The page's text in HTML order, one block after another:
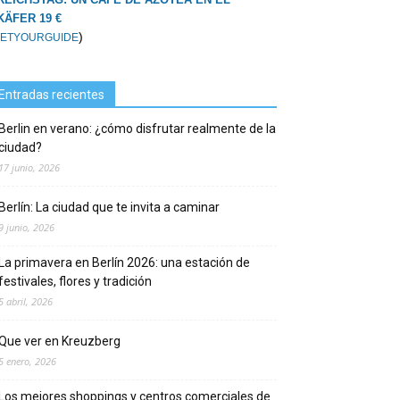
19 €
)
recientes
en verano: ¿cómo disfrutar realmente de la
junio, 2026
La ciudad que te invita a caminar
junio, 2026
primavera en Berlín 2026: una estación de
flores y tradición
abril, 2026
ver en Kreuzberg
enero, 2026
mejores shoppings y centros comerciales de